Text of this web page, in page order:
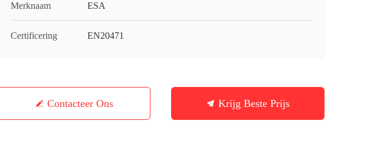
Merknaam ESA
Certificering EN20471
Contacteer Ons Krijg Beste Prijs